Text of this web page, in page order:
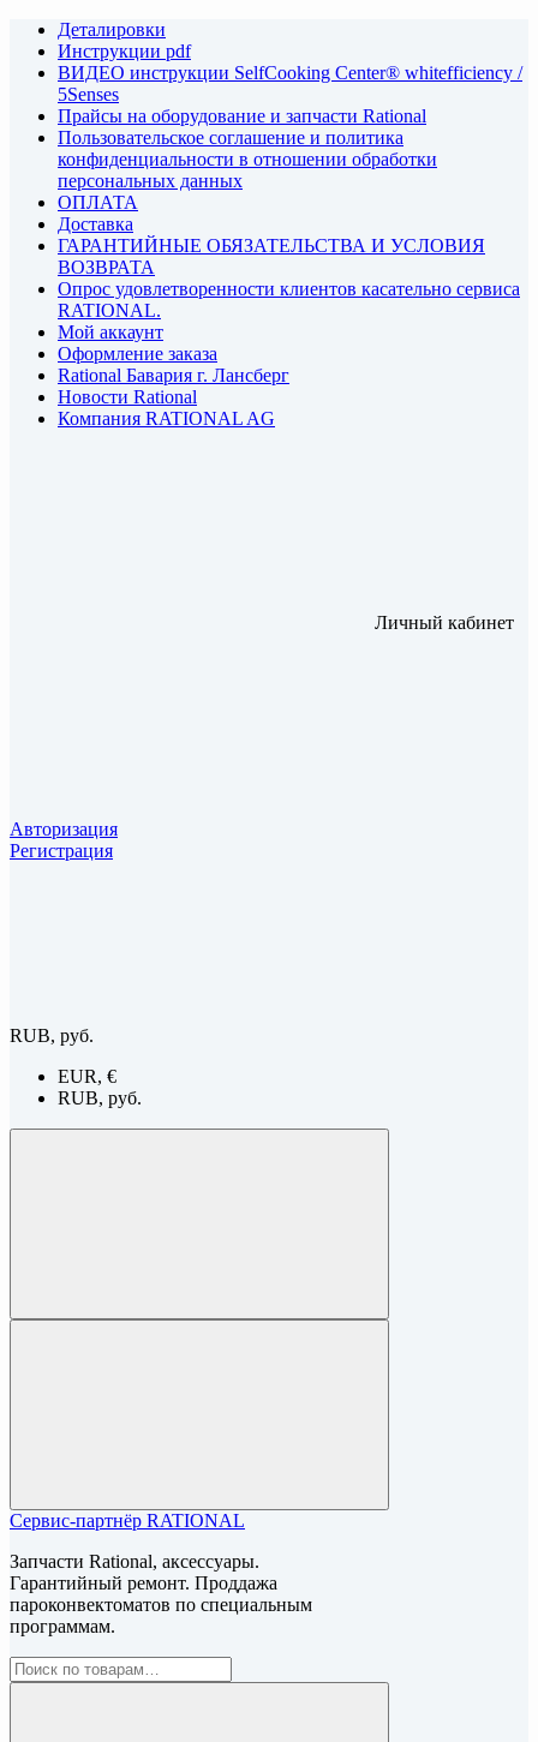
Деталировки
Инструкции pdf
ВИДЕО инструкции SelfCooking Center® whitefficiency /
5Senses
Прайсы на оборудование и запчасти Rational
Пользовательское соглашение и политика
конфиденциальности в отношении обработки
персональных данных
ОПЛАТА
Доставка
ГАРАНТИЙНЫЕ ОБЯЗАТЕЛЬСТВА И УСЛОВИЯ
ВОЗВРАТА
Опрос удовлетворенности клиентов касательно сервиса
RATIONAL.
Мой аккаунт
Оформление заказа
Rational Бавария г. Лансберг
Новости Rational
Компания RATIONAL AG
Личный кабинет
Авторизация
Регистрация
RUB, руб.
EUR, €
RUB, руб.
Сервис-партнёр RATIONAL
Запчасти Rational, аксессуары.
Гарантийный ремонт. Проддажа
пароконвектоматов по специальным
программам.